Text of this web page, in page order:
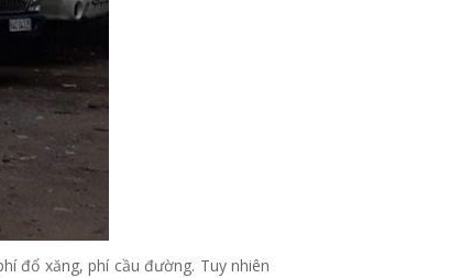
đổ xăng, phí cầu đường. Tuy nhiên